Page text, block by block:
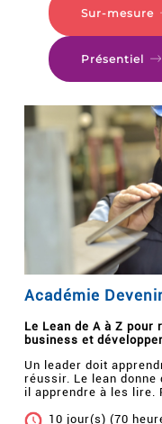
Sur-mesure
Présentiel
Académie
Le Lean de A à Z pour
business et
Un leader doit
réussir. Le lean
il apprendre à les lire.
10 jour(s) (70